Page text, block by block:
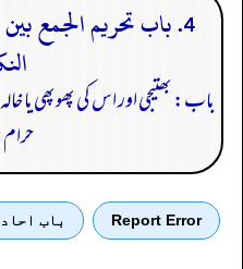
4. باب تحريم الجمع بين
باب: بھتیجی اور اس کی پھوپھی یا
Report Error باب